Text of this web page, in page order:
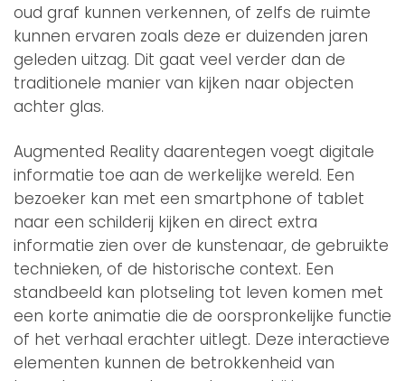
oud graf kunnen verkennen, of zelfs de ruimte
kunnen ervaren zoals deze er duizenden jaren
geleden uitzag. Dit gaat veel verder dan de
traditionele manier van kijken naar objecten
achter glas.
Augmented Reality daarentegen voegt digitale
informatie toe aan de werkelijke wereld. Een
bezoeker kan met een smartphone of tablet
naar een schilderij kijken en direct extra
informatie zien over de kunstenaar, de gebruikte
technieken, of de historische context. Een
standbeeld kan plotseling tot leven komen met
een korte animatie die de oorspronkelijke functie
of het verhaal erachter uitlegt. Deze interactieve
elementen kunnen de betrokkenheid van